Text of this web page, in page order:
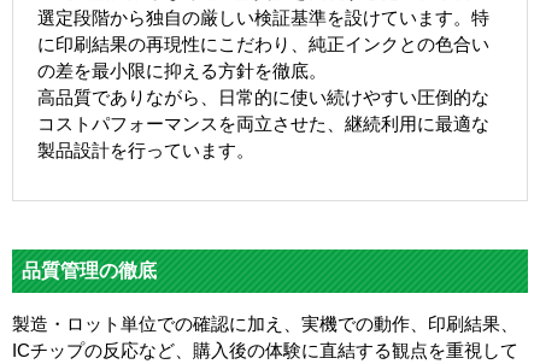
選定段階から独自の厳しい検証基準を設けています。特
に印刷結果の再現性にこだわり、純正インクとの色合い
の差を最小限に抑える方針を徹底。
高品質でありながら、日常的に使い続けやすい圧倒的な
コストパフォーマンスを両立させた、継続利用に最適な
製品設計を行っています。
品質管理の徹底
製造・ロット単位での確認に加え、実機での動作、印刷結果、
ICチップの反応など、購入後の体験に直結する観点を重視して